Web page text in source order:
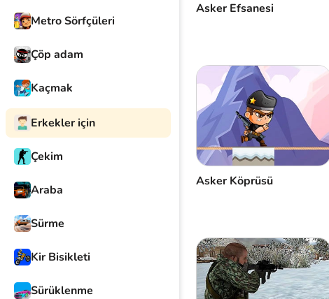
Metro Sörfçüleri
Çöp adam
Kaçmak
Erkekler için
Çekim
Araba
Sürme
Kir Bisikleti
Sürüklenme
Asker Efsanesi
Asker Köprüsü